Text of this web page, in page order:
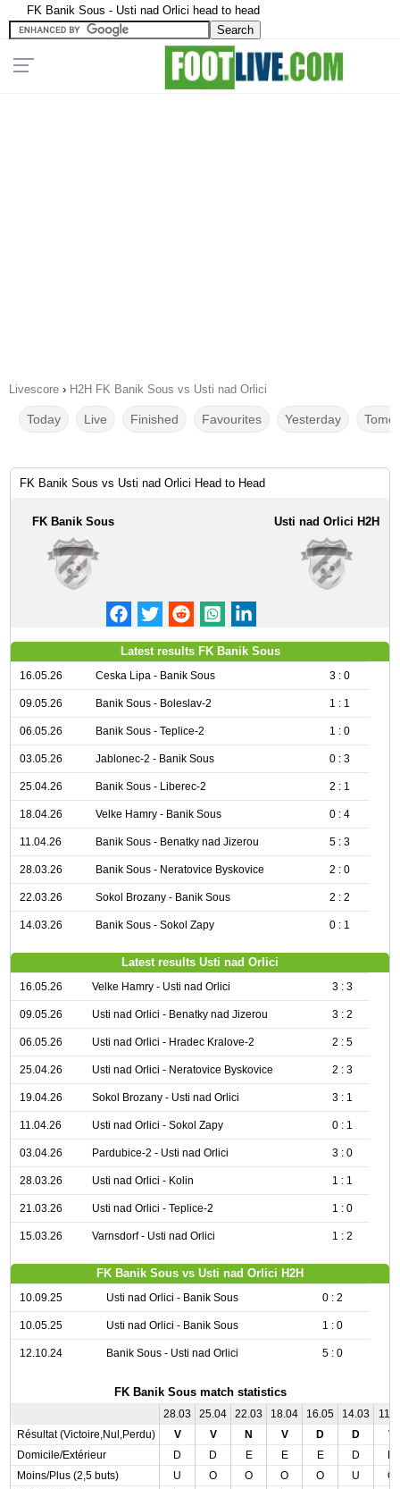
FK Banik Sous - Usti nad Orlici head to head
Livescore › H2H FK Banik Sous vs Usti nad Orlici
Today Live Finished Favourites Yesterday
FK Banik Sous vs Usti nad Orlici Head to Head
FK Banik Sous Usti nad Orlici H2H
Latest results FK Banik Sous
16.05.26 Ceska Lipa - Banik Sous 3 : 0
09.05.26 Banik Sous - Boleslav-2 1 : 1
06.05.26 Banik Sous - Teplice-2 1 : 0
03.05.26 Jablonec-2 - Banik Sous 0 : 3
25.04.26 Banik Sous - Liberec-2 2 : 1
18.04.26 Velke Hamry - Banik Sous 0 : 4
11.04.26 Banik Sous - Benatky nad Jizerou 5 : 3
28.03.26 Banik Sous - Neratovice Byskovice 2 : 0
22.03.26 Sokol Brozany - Banik Sous 2 : 2
14.03.26 Banik Sous - Sokol Zapy 0 : 1
Latest results Usti nad Orlici
16.05.26 Velke Hamry - Usti nad Orlici 3 : 3
09.05.26 Usti nad Orlici - Benatky nad Jizerou 3 : 2
06.05.26 Usti nad Orlici - Hradec Kralove-2 2 : 5
25.04.26 Usti nad Orlici - Neratovice Byskovice 2 : 3
19.04.26 Sokol Brozany - Usti nad Orlici 3 : 1
11.04.26 Usti nad Orlici - Sokol Zapy 0 : 1
03.04.26 Pardubice-2 - Usti nad Orlici 3 : 0
28.03.26 Usti nad Orlici - Kolin 1 : 1
21.03.26 Usti nad Orlici - Teplice-2 1 : 0
15.03.26 Varnsdorf - Usti nad Orlici 1 : 2
FK Banik Sous vs Usti nad Orlici H2H
10.09.25 Usti nad Orlici - Banik Sous 0 : 2
10.05.25 Usti nad Orlici - Banik Sous 1 : 0
12.10.24 Banik Sous - Usti nad Orlici 5 : 0
FK Banik Sous match statistics
28.03 25.04 22.03 18.04 16.05 14.03
Résultat (Victoire,Nul,Perdu)
V V N V D D
V
Domicile/Extérieur
D D E E E D
Moins/Plus (2,5 buts)
U O O O O U
O